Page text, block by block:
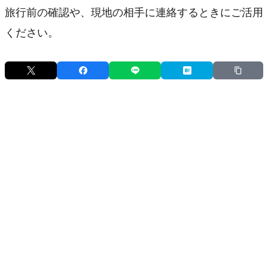
旅行前の確認や、現地の相手に連絡するときにご活用
ください。